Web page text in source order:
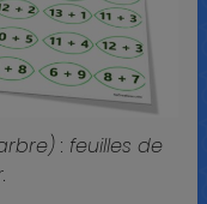
: feuilles de